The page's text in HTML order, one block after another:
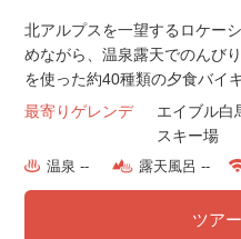
北アルプスを一望するロケー
めながら、温泉露天でのんび
を使った約40種類の夕食バイ
最寄りゲレンデ
エイブル白
スキー場
温泉 -- 露天風呂 --
ツア